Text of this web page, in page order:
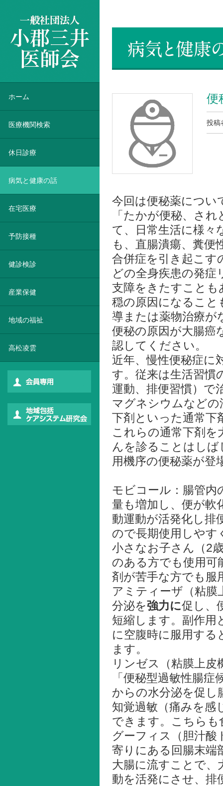
便
投
今回は便秘薬につい
「たかが便秘、さ
て、日常生活に様々
も、直腸潰瘍、糞便
合併症を引き起こす
どの全身疾患の発
支障をきたすこと
穏の原因になること
導または薬物治療が
便秘の原因が大腸癌
認してください。
近年、慢性便秘症に
す。従来は生活習慣
運動、排便習慣）で
マグネシウムなどの
下剤といった通常下
これらの通常下剤を
んを診ることはし
用機序の便秘薬が登
モビコール：腸管内
量も増加し、便が軟
動運動が活発化し排
ので長期使用しや
小さなお子さん（2
のある方でも使用可
剤が苦手な方でも服
アミティーザ（粘膜
分泌を強力に促し、
短縮します。副作用
に空腹時に服用する
ます。
リンゼス（粘膜上
「便秘型過敏性腸
からの水分泌を促し
知覚過敏（痛みを
できます。こちら
グーフィス（胆汁酸
寄りにある回腸末端
大腸に流すことで、
動を活発にさせ、排
ホーム
医療機関検索
休日診療
病気と健康の話
在宅医療
予防接種
健診検診
産業保健
地域の福祉
高松凌雲